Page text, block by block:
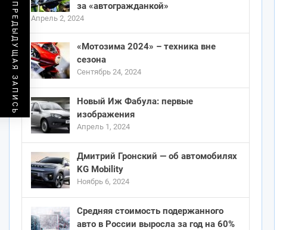
ПРЕДЫДУЩАЯ ЗАПИСЬ
за «автогражданкой»
Апрель 2, 2024
«Мотозима 2024» – техника вне
сезона
Сентябрь 24, 2024
Новый Иж Фабула: первые
изображения
Апрель 1, 2024
Дмитрий Гронский — об автомобилях
KG Mobility
Ноябрь 6, 2024
Средняя стоимость подержанного
авто в России выросла за год на 60%